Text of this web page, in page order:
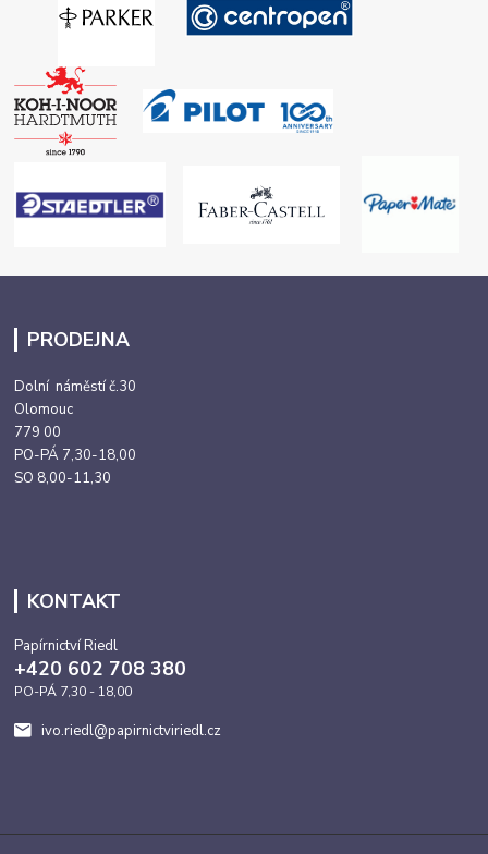
PRODEJNA
Dolní náměstí č.30
Olomouc
779 00
PO-PÁ 7,30-18,00
SO 8,00-11,30
KONTAKT
Papírnictví Riedl
+420 602 708 380
PO-PÁ 7,30 - 18,00
ivo.riedl@papirnictviriedl.cz